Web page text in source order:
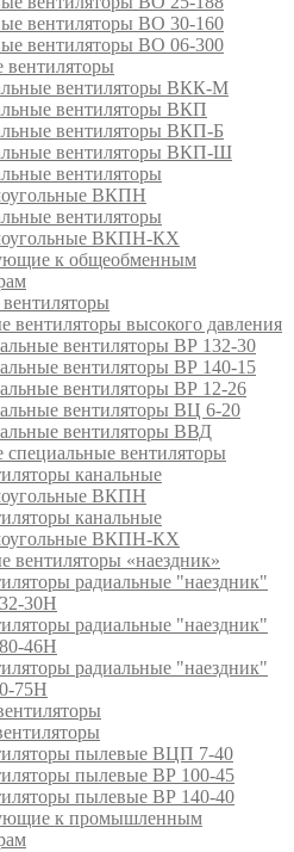
вентиляторы ВО 30-160
вентиляторы ВО 06-300
вентиляторы
вентиляторы ВКК-М
вентиляторы ВКП
вентиляторы ВКП-Б
вентиляторы ВКП-Ш
вентиляторы
ВКПН
вентиляторы
ВКПН-КХ
к общеобменным
вентиляторы высокого давления
вентиляторы ВР 132-30
вентиляторы ВР 140-15
вентиляторы ВР 12-26
вентиляторы ВЦ 6-20
вентиляторы ВВД
специальные вентиляторы
канальные
ВКПН
канальные
ВКПН-КХ
вентиляторы «наездник»
радиальные "наездник"
30Н
радиальные "наездник"
46Н
радиальные "наездник"
75Н
пылевые ВЦП 7-40
пылевые ВР 100-45
пылевые ВР 140-40
к промышленным